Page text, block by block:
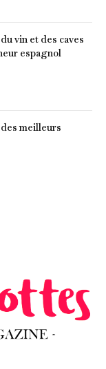
vin et des caves
espagnol
meilleurs